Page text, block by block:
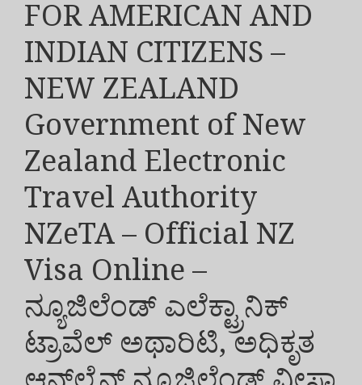
FOR AMERICAN AND
INDIAN CITIZENS –
NEW ZEALAND
Government of New
Zealand Electronic
Travel Authority
NZeTA – Official NZ
Visa Online –
ನ್ಯೂಜಿಲೆಂಡ್ ಎಲೆಕ್ಟ್ರಾನಿಕ್
ಟ್ರಾವೆಲ್ ಅಥಾರಿಟಿ, ಅಧಿಕೃತ